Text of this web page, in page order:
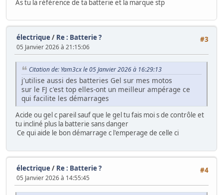
As tu la référence de ta batterie et la marque stp
#3
électrique/ Re : Batterie ?
05 Janvier 2026 à 21:15:06
Citation de: Yam3cx le 05 Janvier 2026 à 16:29:13
j'utilise aussi des batteries Gel sur mes motos
sur le FJ c'est top elles-ont un meilleur ampérage ce
qui facilite les démarrages
Acide ou gel c pareil sauf que le gel tu fais moi s de contrôle et
tu incliné plus la batterie sans danger
Ce qui aide le bon démarrage c l'emperage de celle ci
#4
électrique/ Re : Batterie ?
05 Janvier 2026 à 14:55:45